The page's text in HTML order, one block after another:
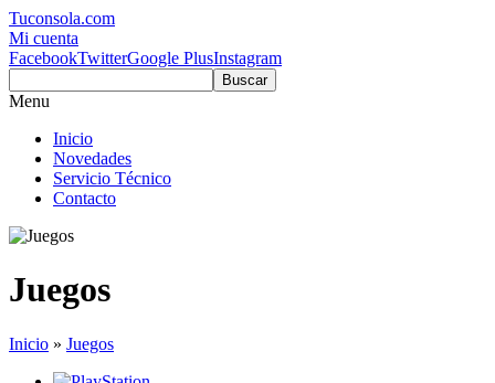
Tuconsola.com
Mi cuenta
FacebookTwitterGoogle PlusInstagram
Buscar
Menu
Inicio
Novedades
Servicio Técnico
Contacto
Juegos
Inicio » Juegos